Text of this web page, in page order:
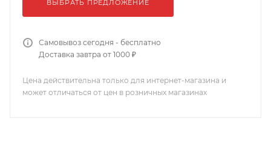
ВЫБРАТЬ ПРЕДЛОЖЕНИЕ
Самовывоз сегодня - бесплатно
Доставка завтра от 1000 ₽
Цена действительна только для интернет-магазина и
может отличаться от цен в розничных магазинах